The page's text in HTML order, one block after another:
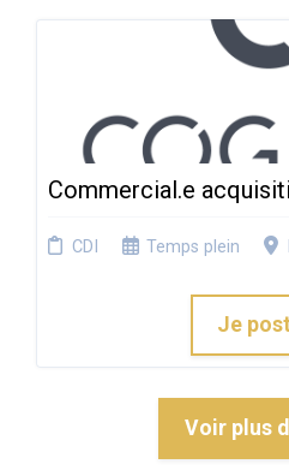
Commercial.e
CDI Temps plein
Je
Voir plus